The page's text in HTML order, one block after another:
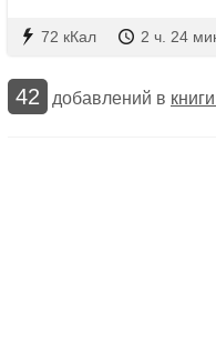
72 кКал 2 ч. 24
42 добавлений в